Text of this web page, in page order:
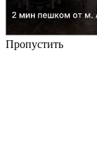
Пропустить